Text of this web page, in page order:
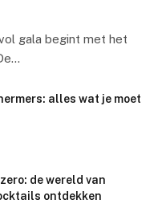
gala begint met het
alles wat je moet
de wereld van
ontdekken